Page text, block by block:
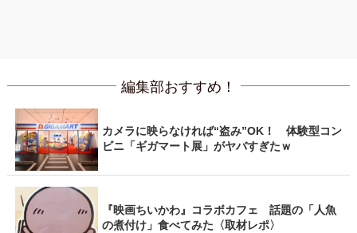
編集部おすすめ！
カメラに映らなければ“盗み”OK！ 体験型コン
ビニ「ギガマート展」がヤバすぎたｗ
『映画ちいかわ』コラボカフェ 話題の「人魚
の煮付け」食べてみた〈取材レポ〉